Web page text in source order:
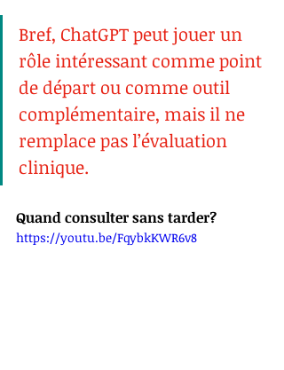
Bref, ChatGPT peut jouer un
rôle intéressant comme point
de départ ou comme outil
complémentaire, mais il ne
remplace pas l’évaluation
clinique.
Quand consulter sans tarder?
https://youtu.be/FqybkKWR6v8